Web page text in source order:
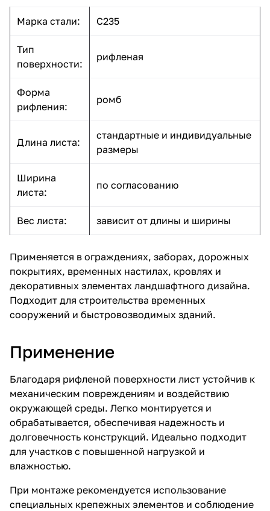
Марка стали: С235
Тип
поверхности:
рифленая
Форма
рифления:
ромб
Длина листа:
стандартные и индивидуальные
размеры
Ширина
листа:
по согласованию
Вес листа: зависит от длины и ширины
Применяется в ограждениях, заборах, дорожных
покрытиях, временных настилах, кровлях и
декоративных элементах ландшафтного дизайна.
Подходит для строительства временных
сооружений и быстровозводимых зданий.
Применение
Благодаря рифленой поверхности лист устойчив к
механическим повреждениям и воздействию
окружающей среды. Легко монтируется и
обрабатывается, обеспечивая надежность и
долговечность конструкций. Идеально подходит
для участков с повышенной нагрузкой и
влажностью.
При монтаже рекомендуется использование
специальных крепежных элементов и соблюдение